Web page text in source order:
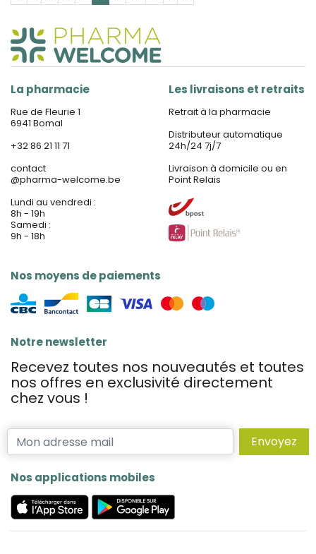
La pharmacie
Rue de Fleurie 1
6941 Bomal
+32 86 21 11 71
contact
@pharma-welcome.be
Lundi au vendredi :
8h - 19h
Samedi :
9h - 18h
Nos moyens de paiements
Les livraisons et retraits
Retrait à la pharmacie
Distributeur automatique
24h/24 7j/7
Livraison à domicile ou en
Point Relais
Notre newsletter
Recevez toutes nos nouveautés et toutes
nos offres en exclusivité directement
chez vous !
Envoyez
Nos applications mobiles